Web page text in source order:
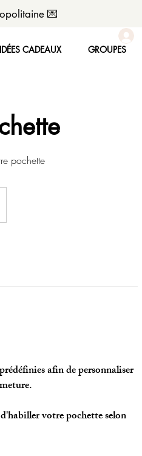
💌
IDÉES CADEAUX GROUPES
pochette
afin de personnaliser
votre pochette selon